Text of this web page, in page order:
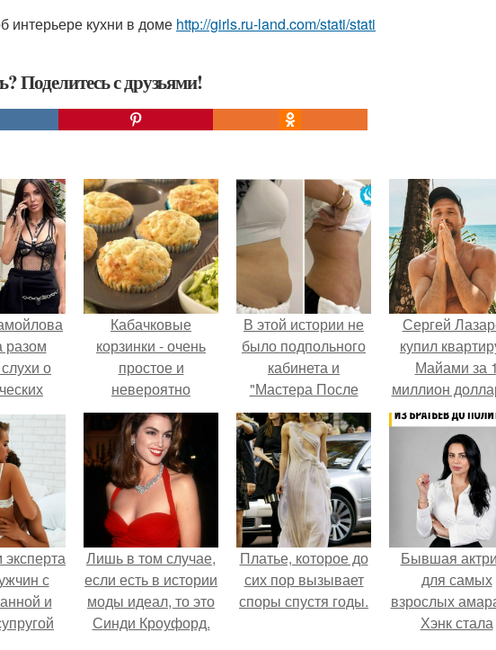
интерьере кухни в доме http://girls.ru-land.com/stati/stati
Поделитесь с друзьями!
разом
о
и
Кабачковые
корзинки - очень
простое и
невероятно
вкусное
диетическое блюдо!
В этой истории не
было подпольного
кабинета и
"Мастера После
Двухнедельных
Курсов".
Сергей
купил
Майами за 1
миллион
с
и
Лишь в том случае,
если есть в истории
моды идеал, то это
Синди Кроуфорд.
Платье, которое до
сих пор вызывает
споры спустя годы.
Бывшая
для самых
взрослых
Хэнк стала